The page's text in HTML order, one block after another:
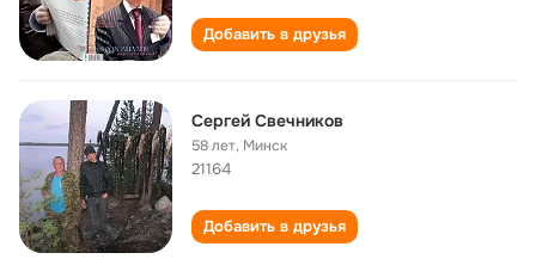
Добавить в друзья
Сергей Свечников
58 лет, Минск
21164
Добавить в друзья